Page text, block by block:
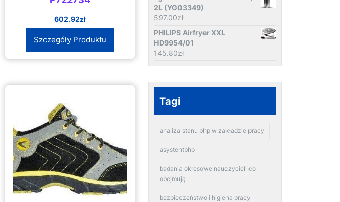
602.92zł
Szczegóły Produktu
2L (YG03349)
597.00zł
PHILIPS Airfryer XXL
HD9954/01
145.80zł
Tagi
analiza stanu bhp w zakładzie pracy
asystentbhp
badania okresowe nauczycieli co
obejmują
bezpieczeństwo i higiena pracy